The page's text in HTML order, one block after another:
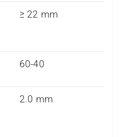
≥ 22 mm
60-40
2.0 mm